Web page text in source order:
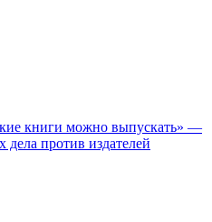
книги можно выпускать» —
дела против издателей